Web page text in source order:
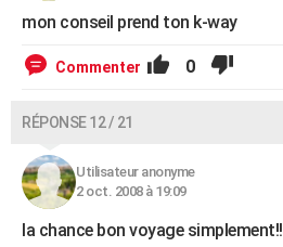
mon conseil prend ton k-way
Commenter 0
RÉPONSE 12 / 21
Utilisateur anonyme
2 oct. 2008 à 19:09
la chance bon voyage simplement!!